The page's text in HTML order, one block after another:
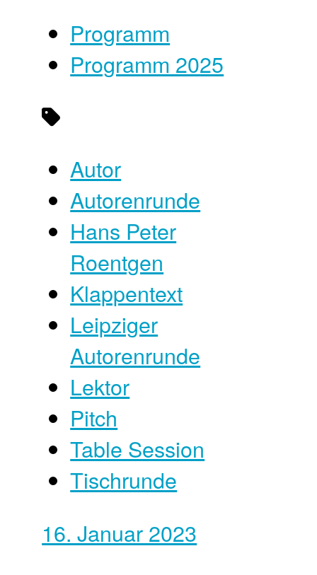
Programm
Programm 2025
Autor
Autorenrunde
Hans Peter
Roentgen
Klappentext
Leipziger
Autorenrunde
Lektor
Pitch
Table Session
Tischrunde
16. Januar 2023